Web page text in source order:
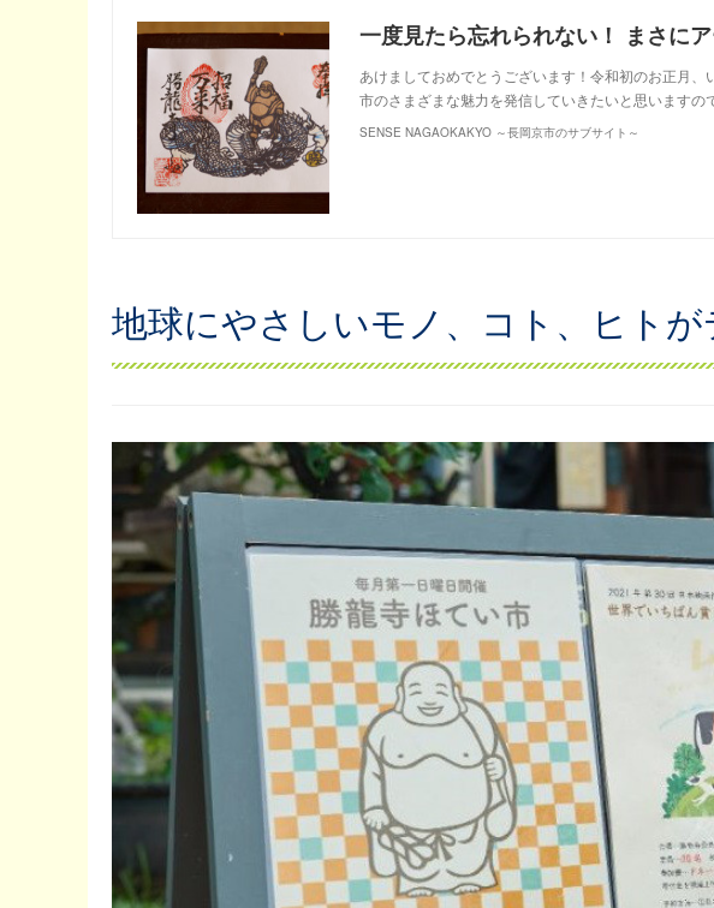
一度見たら忘れられない！ まさに
あけましておめでとうございます！令和初のお正月
市のさまざまな魅力を発信していきたいと思います
SENSE NAGAOKAKYO ～長岡京市のサブサイト～
地球にやさしいモノ、コト、ヒトが